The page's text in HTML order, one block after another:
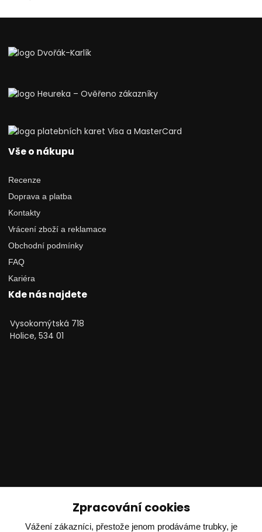
Vše o nákupu
Recenze
Doprava a platba
Kontakty
Vrácení zboží a reklamace
Obchodní podmínky
FAQ
Kariéra
Kde nás najdete
Vysokomýtská 718
Holice, 534 01
Ing. Adam Dvořák
Zpracování cookies
Vážení zákazníci, přestože jenom prodáváme trubky, je